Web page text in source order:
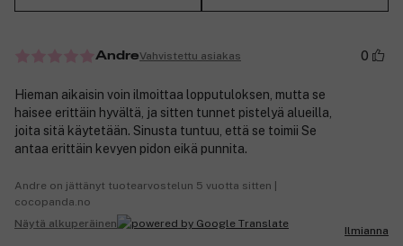
AndreVahvistettu asiakas 0
Hieman aikaisin voin ilmoittaa lopputuloksen, mutta se
haisee erittäin hyvältä, ja sitten tunnet pistelyä alueilla,
joita sitä käytetään. Sinusta tuntuu, että se toimii Se
antaa erittäin kevyen pidon eikä punnita.
Andre on jättänyt tuotearvostelun 5 vuotta sitten |
cocopanda.no
Näytä alkuperäinen
Ilmianna